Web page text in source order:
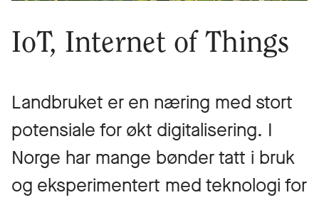
IoT, Internet of Things
Landbruket er en næring med stort
potensiale for økt digitalisering. I
Norge har mange bønder tatt i bruk
og eksperimentert med teknologi for